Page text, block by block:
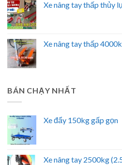
Xe nâng tay thấp thủy
Xe nâng tay thấp
BÁN CHẠY NHẤT
Xe đẩy 150kg gấp gọn
Xe nâng tay 2500kg